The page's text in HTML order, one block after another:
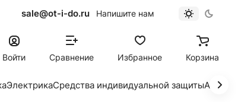
sale@ot-i-do.ru Напишите нам
Войти Сравнение Избранное Корзина
ЭлектрикаСредства индивидуальной защиты